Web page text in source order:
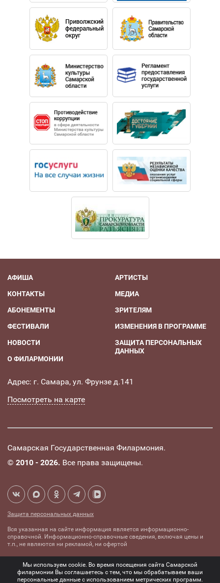
АФИША
КОНТАКТЫ
АБОНЕМЕНТЫ
ФЕСТИВАЛИ
НОВОСТИ
О ФИЛАРМОНИИ
АРТИСТЫ
МЕДИА
ЗРИТЕЛЯМ
ИЗМЕНЕНИЯ В ПРОГРАММЕ
ЗАЩИТА ПЕРСОНАЛЬНЫХ
ДАННЫХ
Адрес: г. Самара, ул. Фрунзе д.141
Посмотреть на карте
Самарская Государственная Филармония.
© 2010 - 2026. Все права защищены.
Защита персональных данных
Вся указанная на сайте информация является информационно-
справочной. Информационно-справочные сведения, включая цены и
т.п., не являются ни рекламой, ни офертой
Создание сайта -
mediaidea
Комплексное
продвижение сайтов
Мы используем cookie. Во время посещения сайта Самарской
филармонии Вы соглашаетесь с тем, что мы обрабатываем ваши
персональные данные с использованием метрических программ.